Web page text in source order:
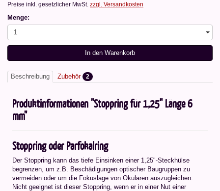
Preise inkl. gesetzlicher MwSt. zzgl. Versandkosten
Menge:
1
In den Warenkorb
Beschreibung Zubehör 2
Produktinformationen "Stoppring für 1,25" Länge 6
mm"
Stoppring oder Parfokalring
Der Stoppring kann das tiefe Einsinken einer 1,25"-Steckhülse
begrenzen, um z.B. Beschädigungen optischer Baugruppen zu
vermeiden oder um die Fokuslage von Okularen auszugleichen.
Nicht geeignet ist dieser Stoppring, wenn er in einer Nut einer